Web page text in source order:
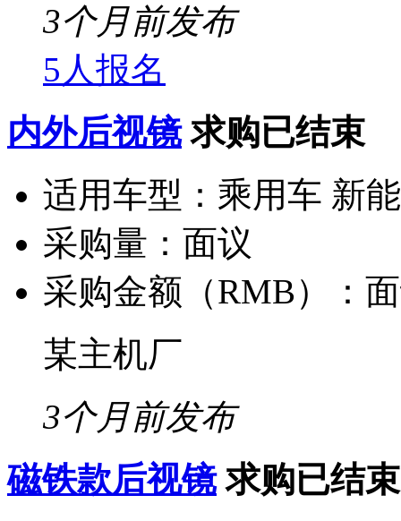
3个月前发布
5人报名
内外后视镜 求购已结束
适用车型： 乘用车 新
采购量： 面议
采购金额（RMB）：
某主机厂
3个月前发布
磁铁款后视镜 求购已结束